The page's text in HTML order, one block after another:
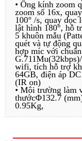
• Ống kính zoom
zoom số 16x,
100° /s, quay dọc
lật hình 180°, hỗ
5 khuôn mẫu
quét và tự động
hợp míc với
wifi, tích hỗ trợ
64GB, điện áp
(IR on)
• Môi trường làm
thướcΦ132.7
0.95Kg,